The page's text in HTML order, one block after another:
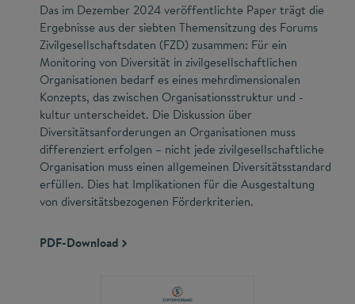
Das im Dezember 2024 veröffentlichte Paper trägt die
Ergebnisse aus der siebten Themensitzung des Forums
Zivilgesellschaftsdaten (FZD) zusammen: Für ein
Monitoring von Diversität in zivilgesellschaftlichen
Organisationen bedarf es eines mehrdimensionalen
Konzepts, das zwischen Organisationsstruktur und -
kultur unterscheidet. Die Diskussion über
Diversitätsanforderungen an Organisationen muss
differenziert erfolgen – nicht jede zivilgesellschaftliche
Organisation muss einen allgemeinen Diversitätsstandard
erfüllen. Dies hat Implikationen für die Ausgestaltung
von diversitätsbezogenen Förderkriterien.
PDF-Download